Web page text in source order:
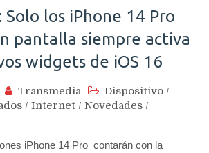
Solo los iPhone 14 Pro
pantalla siempre activa
widgets de iOS 16
Transmedia Dispositivo /
/ Internet / Novedades /
iPhone 14 Pro contarán con la